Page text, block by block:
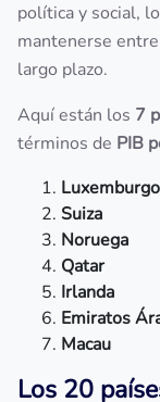
política y social,
mantenerse
largo plazo.
Aquí están los 7
términos de PIB
Luxemburgo
Suiza
Noruega
Qatar
Irlanda
Emiratos
Macau
Los 20